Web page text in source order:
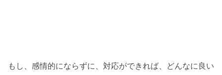
もし、感情的にならずに、対応ができれば、どんなに良い